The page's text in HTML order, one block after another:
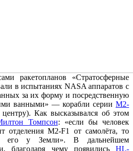
ракетопланов «Стратосферные
в испытаниях NASA аппаратов с
за их форму и посредственную
ванными» — корабли серии M2-
Как высказывался об этом
Томпсон: «если бы человек
отделения M2-F1 от самолёта, то
его у Земли». В дальнейшем
благодаря чему появились HL-